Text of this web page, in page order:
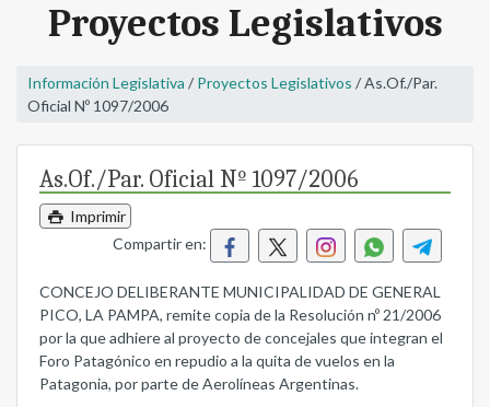
Proyectos Legislativos
Información Legislativa / Proyectos Legislativos / As.Of./Par.
Oficial Nº 1097/2006
As.Of./Par. Oficial Nº 1097/2006
Imprimir
Compartir en:
CONCEJO DELIBERANTE MUNICIPALIDAD DE GENERAL
PICO, LA PAMPA, remite copia de la Resolución nº 21/2006
por la que adhiere al proyecto de concejales que integran el
Foro Patagónico en repudio a la quita de vuelos en la
Patagonia, por parte de Aerolíneas Argentinas.